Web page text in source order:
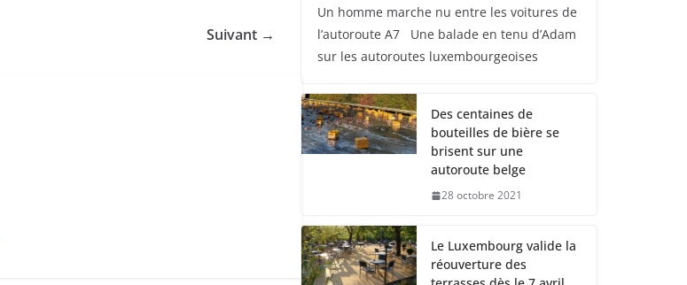
Suivant →
Un homme marche nu entre les voitures de
l’autoroute A7 Une balade en tenu d’Adam
sur les autoroutes luxembourgeoises
Des centaines de
bouteilles de bière se
brisent sur une
autoroute belge
28 octobre 2021
Le Luxembourg valide la
réouverture des